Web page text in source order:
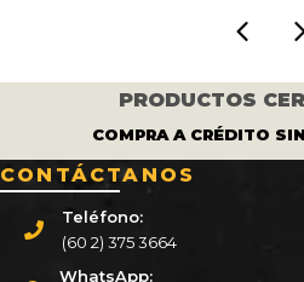
PRODUCTOS
COMPRA A CRÉDITO
CONTÁCTANOS
Teléfono:
(60 2) 375 3664
WhatsApp: